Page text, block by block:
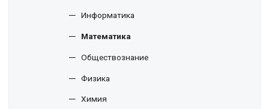
Информатика
Математика
Обществознание
Физика
Химия